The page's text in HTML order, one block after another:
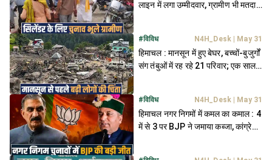
लाइन में लगा उम्मीदवार, ग्रामीण भी मतदान
#विविध N4H_Desk| May 31
हिमाचल : मानसून में हुए बेघर, बच्चों-बुजुर्गों
संग तंबुओं में रह रहे 21 परिवार; एक साल
#विविध N4H_Desk| May 31
हिमाचल नगर निगमों में कमल का कमाल : 4
में से 3 पर BJP ने जमाया कब्जा, कांग्रेस